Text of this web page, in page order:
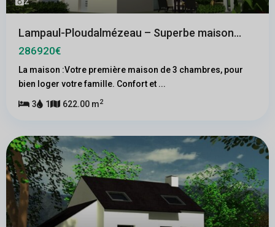
Lampaul-Ploudalmézeau – Superbe maison...
286920€
La maison :Votre première maison de 3 chambres, pour
bien loger votre famille. Confort et ...
3 1 622.00 m2